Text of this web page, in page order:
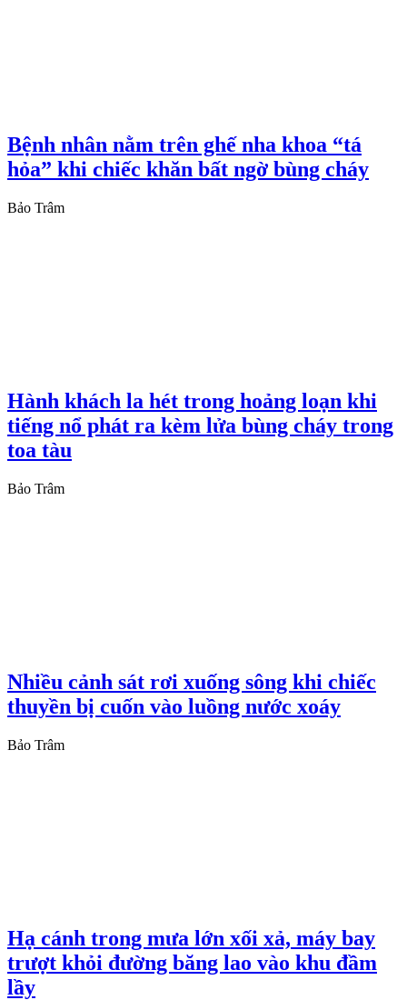
Bệnh nhân nằm trên ghế nha khoa “tá
hỏa” khi chiếc khăn bất ngờ bùng cháy
Bảo Trâm
Hành khách la hét trong hoảng loạn khi
tiếng nổ phát ra kèm lửa bùng cháy trong
toa tàu
Bảo Trâm
Nhiều cảnh sát rơi xuống sông khi chiếc
thuyền bị cuốn vào luồng nước xoáy
Bảo Trâm
Hạ cánh trong mưa lớn xối xả, máy bay
trượt khỏi đường băng lao vào khu đầm
lầy